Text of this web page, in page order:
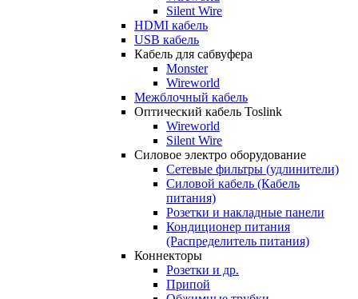
Silent Wire
HDMI кабель
USB кабель
Кабель для сабвуфера
Monster
Wireworld
Межблочный кабель
Оптический кабель Toslink
Wireworld
Silent Wire
Силовое электро оборудование
Сетевые фильтры (удлинители)
Силовой кабель (Кабель
питания)
Розетки и накладные панели
Кондиционер питания
(Распределитель питания)
Коннекторы
Розетки и др.
Припой